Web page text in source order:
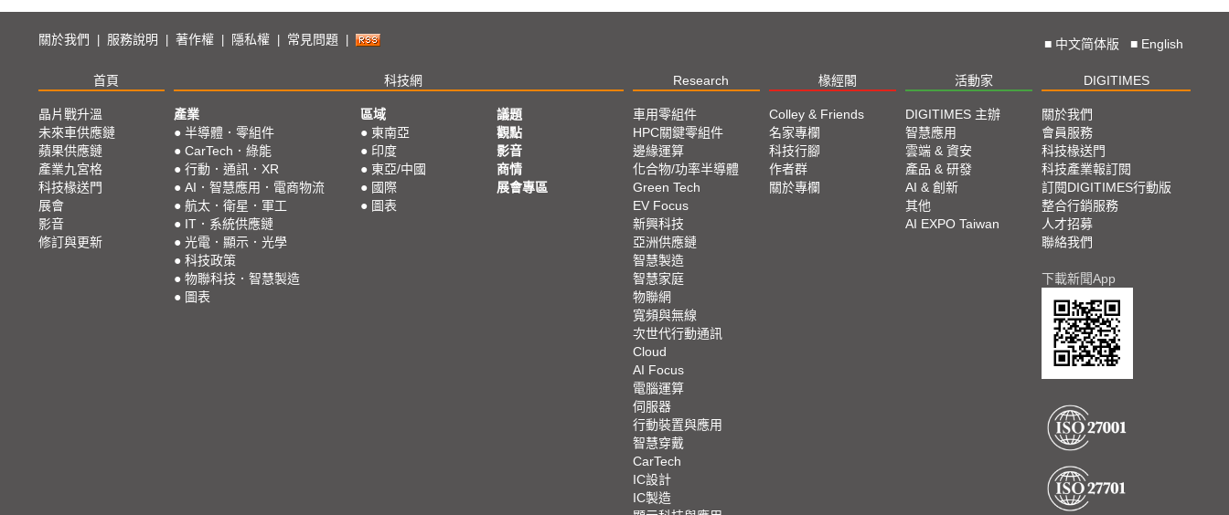
關於我們 服務說明 著作權 隱私權 常見問題 ■ 中文简体版 ■ English
首頁 科技網 Research 椽經閣 活動家 DIGITIMES
晶片戰升溫
未來車供應鏈
蘋果供應鏈
產業九宮格
科技椽送門
展會
影音
修訂與更新
產業
● 半導體．零組件
● CarTech．綠能
● 行動．通訊．XR
● AI．智慧應用．電商物流
● 航太．衛星．軍工
● IT．系統供應鏈
● 光電．顯示．光學
● 科技政策
● 物聯科技．智慧製造
● 圖表
區域
● 東南亞
● 印度
● 東亞/中國
● 國際
● 圖表
議題
觀點
影音
商情
展會專區
車用零組件
HPC關鍵零組件
邊緣運算
化合物/功率半導體
Green Tech
EV Focus
新興科技
亞洲供應鏈
智慧製造
智慧家庭
物聯網
寬頻與無線
次世代行動通訊
Cloud
AI Focus
電腦運算
伺服器
行動裝置與應用
智慧穿戴
CarTech
IC設計
IC製造
Colley & Friends
名家專欄
科技行腳
作者群
關於專欄
DIGITIMES 主辦
智慧應用
雲端 & 資安
產品 & 研發
AI & 創新
其他
AI EXPO Taiwan
關於我們
會員服務
科技椽送門
科技產業報訂閱
訂閱DIGITIMES行動版
整合行銷服務
人才招募
聯絡我們
下載新聞App